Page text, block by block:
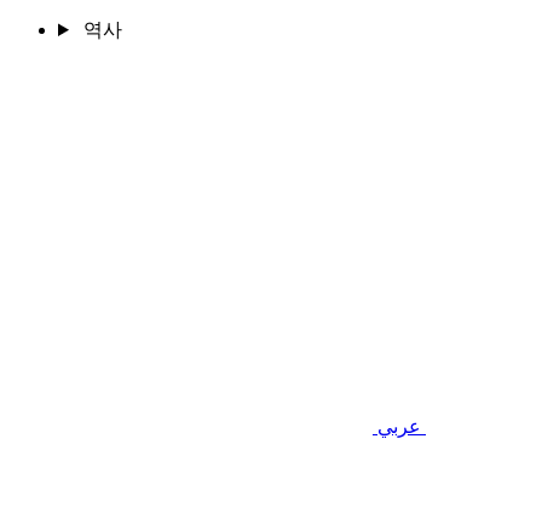
역사
عربي